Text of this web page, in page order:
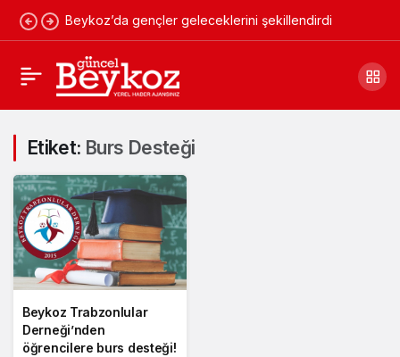
Beykoz’da gençler geleceklerini şekillendirdi
Etiket: Burs Desteği
Beykoz Trabzonlular
Derneği’nden
öğrencilere burs desteği!